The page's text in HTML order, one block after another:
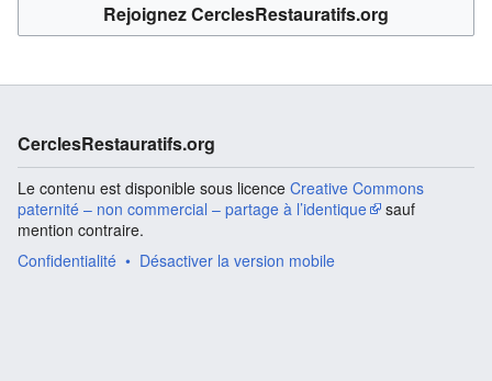
Rejoignez CerclesRestauratifs.org
CerclesRestauratifs.org
Le contenu est disponible sous licence Creative Commons
paternité – non commercial – partage à l’identique
sauf
mention contraire.
Confidentialité
Désactiver la version mobile